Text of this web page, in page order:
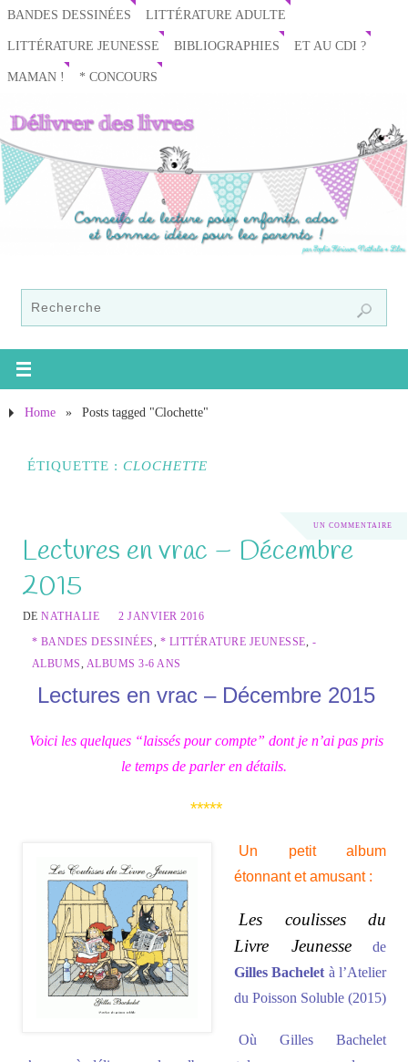
BANDES DESSINÉES LITTÉRATURE ADULTE
LITTÉRATURE JEUNESSE BIBLIOGRAPHIES ET AU CDI ?
MAMAN ! * CONCOURS
Home » Posts tagged "Clochette"
ÉTIQUETTE : CLOCHETTE
UN COMMENTAIRE
Lectures en vrac – Décembre
2015
DENATHALIE
2 JANVIER 2016
* BANDES DESSINÉES, * LITTÉRATURE JEUNESSE, -
ALBUMS, ALBUMS 3-6 ANS
Lectures en vrac – Décembre 2015
Voici les quelques “laissés pour compte” dont je n’ai pas pris
le temps de parler en détails.
*****
Un petit album
étonnant et amusant :
Les coulisses du
Livre Jeunessede
Gilles Bachelet à l’Atelier
du Poisson Soluble (2015)
Où Gilles Bachelet